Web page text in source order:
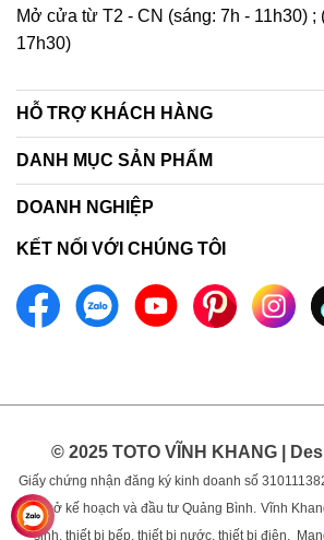
Mở cửa từ T2 - CN (sáng: 7h - 11h30) ;
17h30)
HỖ TRỢ KHÁCH HÀNG
DANH MỤC SẢN PHẨM
DOANH NGHIỆP
KẾT NỐI VỚI CHÚNG TÔI
© 2025 TOTO VĨNH KHANG |
Giấy chứng nhận đăng ký kinh doanh số
bởi sở kế hoạch và đầu tư Quảng Bình. Vĩnh
sinh, thiết bị bếp, thiết bị nước, thiết bị điện.